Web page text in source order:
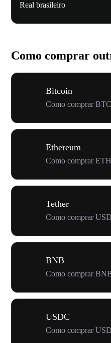
Real brasileiro
Como comprar
Bitcoin
Como comprar BTC
Ethereum
Como comprar ETH
Tether
Como comprar
BNB
Como comprar
USDC
Como comprar